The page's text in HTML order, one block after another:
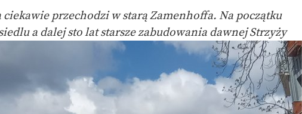
ciekawie przechodzi w starą Zamenhoffa. Na początku
a dalej sto lat starsze zabudowania dawnej Strzyży